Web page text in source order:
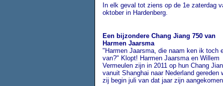
In elk geval tot ziens op de 1e zaterdag
oktober in Hardenberg.
Een bijzondere Chang Jiang 750 van
Harmen Jaarsma
"Harmen Jaarsma, die naam ken ik toch
van?" Klopt! Harmen Jaarsma en Willem
Vermeulen zijn in 2011 op hun Chang
vanuit Shanghai naar Nederland gereden
zij begin juli van dat jaar zijn